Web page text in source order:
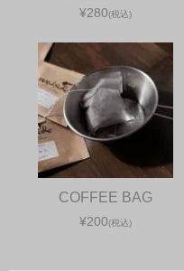
¥280(税込)
COFFEE BAG
¥200(税込)